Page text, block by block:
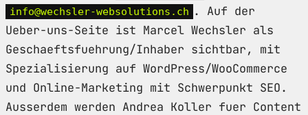
info@wechsler-websolutions.ch . Auf der
Ueber-uns-Seite ist Marcel Wechsler als
Geschaeftsfuehrung/Inhaber sichtbar, mit
Spezialisierung auf WordPress/WooCommerce
und Online-Marketing mit Schwerpunkt SEO.
Ausserdem werden Andrea Koller fuer Content